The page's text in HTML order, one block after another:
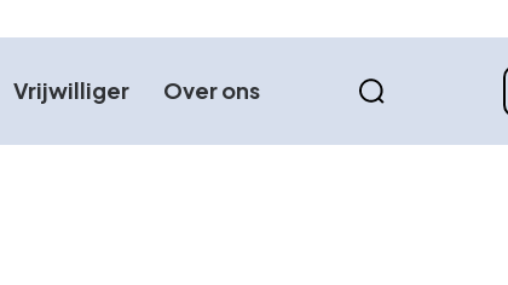
Vrijwilliger Over ons